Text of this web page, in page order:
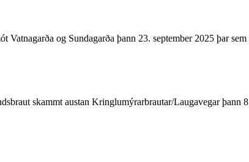
Vatnagarða og Sundagarða þann 23. september 2025 þar
skammt austan Kringlumýrarbrautar/Laugavegar þann